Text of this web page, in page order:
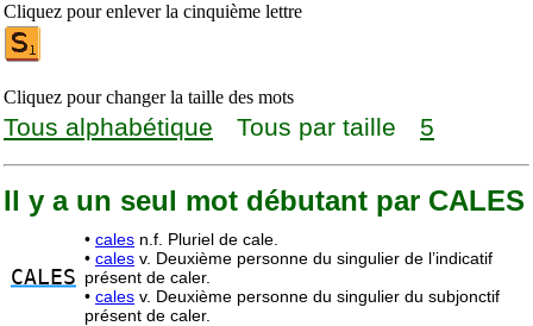
Cliquez pour enlever la cinquième lettre
Cliquez pour changer la taille des mots
Tous alphabétique Tous par taille 5
Il y a un seul mot débutant par CALES
CALES
• cales n.f. Pluriel de cale.
• cales v. Deuxième personne du singulier de l’indicatif
présent de caler.
• cales v. Deuxième personne du singulier du subjonctif
présent de caler.